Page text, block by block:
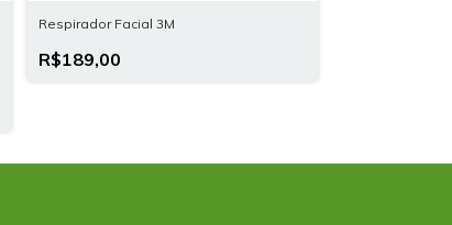
Respirador Facial 3M
R$189,00